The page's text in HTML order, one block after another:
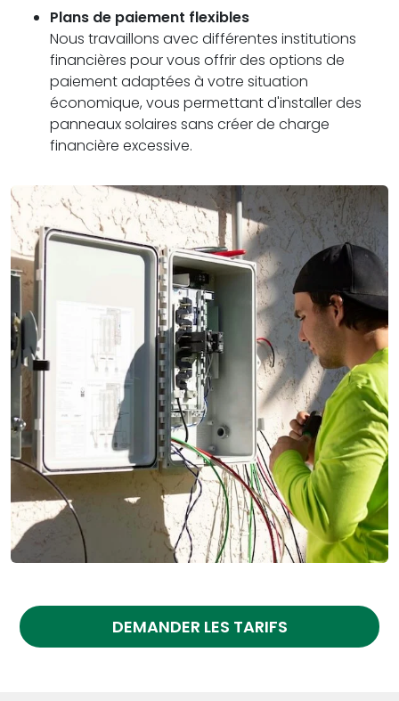
Plans de paiement flexibles
Nous travaillons avec différentes institutions
financières pour vous offrir des options de
paiement adaptées à votre situation
économique, vous permettant d'installer des
panneaux solaires sans créer de charge
financière excessive.
DEMANDER LES TARIFS